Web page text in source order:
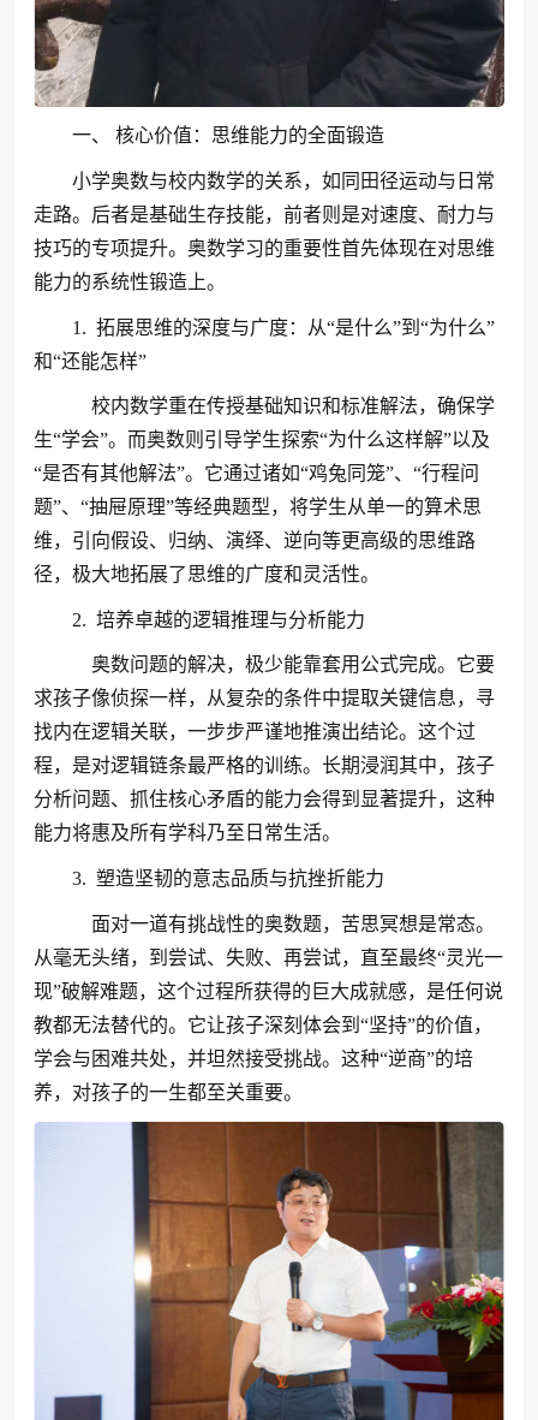
一、 核心价值：思维能力的全面锻造
小学奥数与校内数学的关系，如同田径运动与日常
走路。后者是基础生存技能，前者则是对速度、耐力与
技巧的专项提升。奥数学习的重要性首先体现在对思维
能力的系统性锻造上。
1. 拓展思维的深度与广度：从“是什么”到“为什么”
和“还能怎样”
校内数学重在传授基础知识和标准解法，确保学
生“学会”。而奥数则引导学生探索“为什么这样解”以及
“是否有其他解法”。它通过诸如“鸡兔同笼”、“行程问
题”、“抽屉原理”等经典题型，将学生从单一的算术思
维，引向假设、归纳、演绎、逆向等更高级的思维路
径，极大地拓展了思维的广度和灵活性。
2. 培养卓越的逻辑推理与分析能力
奥数问题的解决，极少能靠套用公式完成。它要
求孩子像侦探一样，从复杂的条件中提取关键信息，寻
找内在逻辑关联，一步步严谨地推演出结论。这个过
程，是对逻辑链条最严格的训练。长期浸润其中，孩子
分析问题、抓住核心矛盾的能力会得到显著提升，这种
能力将惠及所有学科乃至日常生活。
3. 塑造坚韧的意志品质与抗挫折能力
面对一道有挑战性的奥数题，苦思冥想是常态。
从毫无头绪，到尝试、失败、再尝试，直至最终“灵光一
现”破解难题，这个过程所获得的巨大成就感，是任何说
教都无法替代的。它让孩子深刻体会到“坚持”的价值，
学会与困难共处，并坦然接受挑战。这种“逆商”的培
养，对孩子的一生都至关重要。